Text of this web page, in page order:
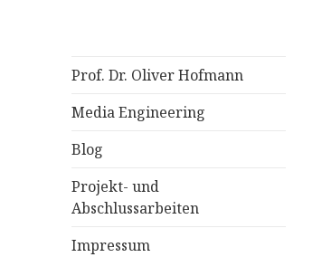
Prof. Dr. Oliver Hofmann
Media Engineering
Blog
Projekt- und
Abschlussarbeiten
Impressum